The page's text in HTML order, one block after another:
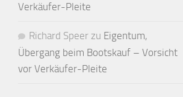
Verkäufer-Pleite
Richard Speer zu Eigentum,
Übergang beim Bootskauf – Vorsicht
vor Verkäufer-Pleite